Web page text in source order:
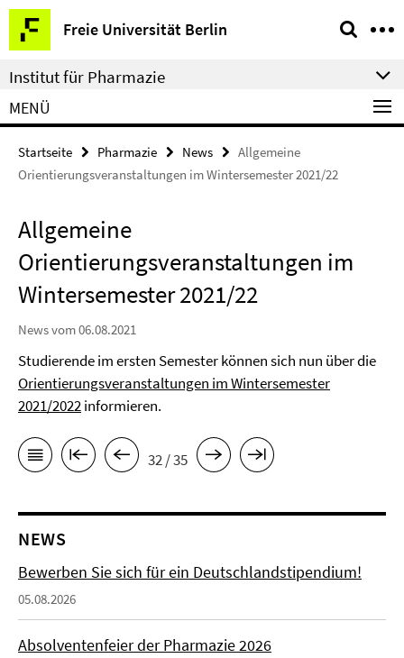
Springe
direkt
zu
Inhalt
Freie Universität Berlin
Service-
Navigation
Institut für Pharmazie
MENÜ
Startseite Pharmazie News
Allgemeine
Orientierungsveranstaltungen im Wintersemester 2021/22
Allgemeine
Orientierungsveranstaltungen im
Wintersemester 2021/22
News vom 06.08.2021
Studierende im ersten Semester können sich nun über die
Orientierungsveranstaltungen im Wintersemester
2021/2022informieren.
32 / 35
NEWS
Bewerben Sie sich für ein Deutschlandstipendium!
05.08.2026
Absolventenfeier der Pharmazie 2026